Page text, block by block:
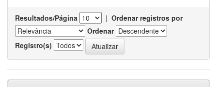
Resultados/Página | Ordenar registros por
Ordenar
Registro(s)